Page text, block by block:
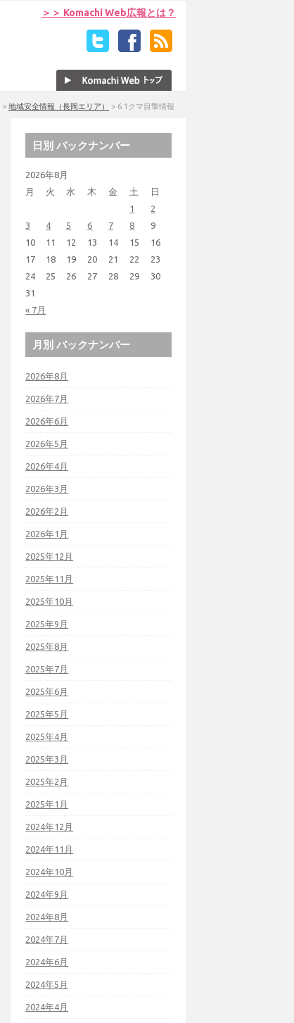
＞＞ Komachi Web広報とは？
> 地域安全情報（長岡エリア） > 6.1クマ目撃情報
日別 バックナンバー
2026年8月
月
火 水 木 金 土 日
« 7月
1
2
3
4 5 6 7 8
9
10
11 12 13 14 15
16
17
18 19 20 21 22
23
24
25 26 27 28 29
30
31
月別 バックナンバー
2026年8月
2026年7月
2026年6月
2026年5月
2026年4月
2026年3月
2026年2月
2026年1月
2025年12月
2025年11月
2025年10月
2025年9月
2025年8月
2025年7月
2025年6月
2025年5月
2025年4月
2025年3月
2025年2月
2025年1月
2024年12月
2024年11月
2024年10月
2024年9月
2024年8月
2024年7月
2024年6月
2024年5月
2024年4月